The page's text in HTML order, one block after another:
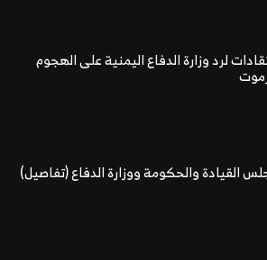
لرد وزارة الدفاع اليمنية على الهجوم
والحكومة ووزارة الدفاع (تفاصيل)